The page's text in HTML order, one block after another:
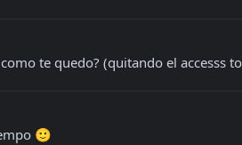
te quedo? (quitando el accesss
🙂